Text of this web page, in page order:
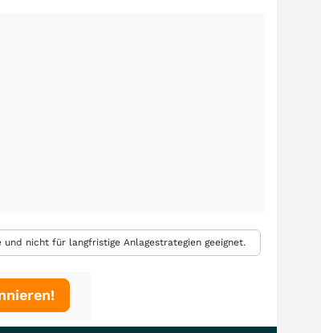
nicht für langfristige Anlagestrategien geeignet.